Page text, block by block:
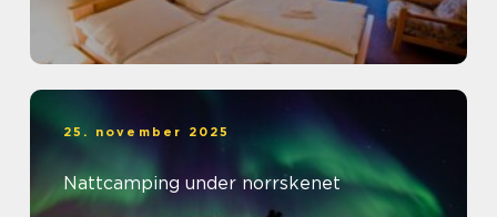
25. november 2025
Nattcamping under norrskenet